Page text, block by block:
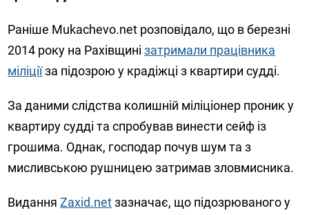
Раніше Mukachevo.net розповідало, що в березні
2014 року на Рахівщинізатримали працівника
міліціїза підозрою у крадіжці з квартири судді.
За даними слідства колишній міліціонер проник у
квартиру судді та спробував винести сейф із
грошима. Однак, господар почув шум та з
мисливською рушницею затримав зловмисника.
ВиданняZaxid.netзазначає, що підозрюваного у